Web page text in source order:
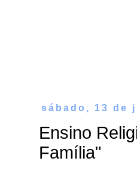
sábado, 13 de
Ensino
Família"